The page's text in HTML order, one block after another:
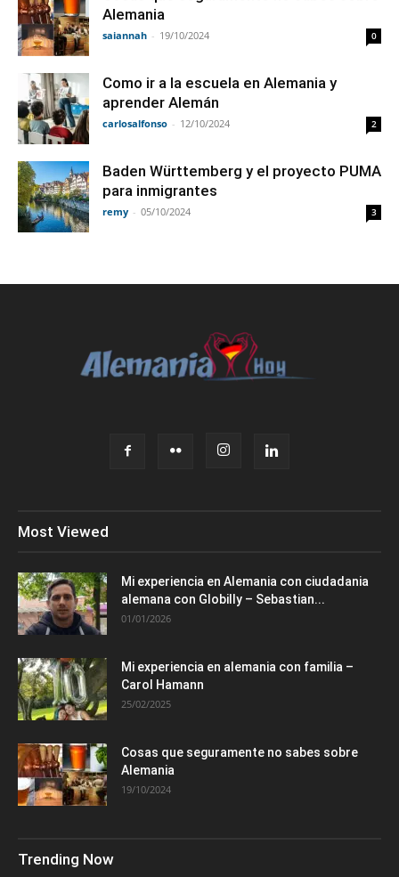
Alemania
saiannah - 19/10/2024 0
Como ir a la escuela en Alemania y
aprender Alemán
carlosalfonso - 12/10/2024 2
Baden Württemberg y el proyecto PUMA
para inmigrantes
remy - 05/10/2024 3
Most Viewed
Mi experiencia en Alemania con ciudadania
alemana con Globilly – Sebastian...
01/01/2026
Mi experiencia en alemania con familia –
Carol Hamann
25/02/2025
Cosas que seguramente no sabes sobre
Alemania
19/10/2024
Trending Now